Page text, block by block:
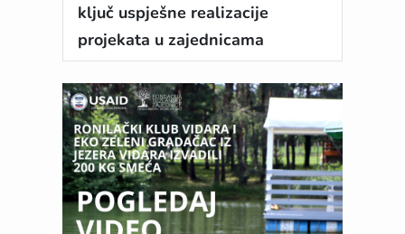
ključ uspješne realizacije
projekata u zajednicama